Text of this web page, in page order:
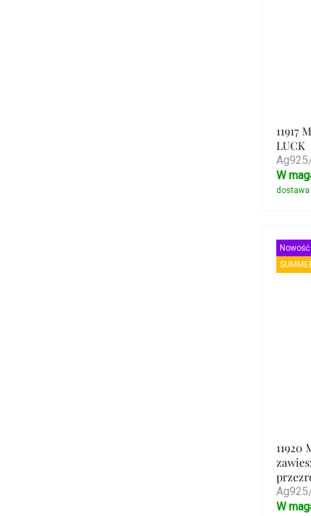
11917
LUCK
W
Nowość
11920
W